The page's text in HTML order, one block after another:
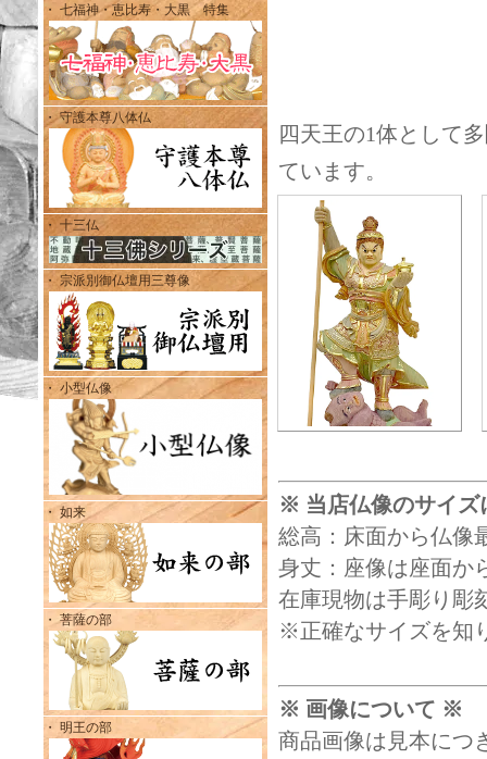
・ 七福神・恵比寿・大黒 特集
・ 守護本尊八体仏
・ 十三仏
・ 宗派別御仏壇用三尊像
・ 小型仏像
・ 如来
・ 菩薩の部
・ 明王の部
四天王の1体として
ています。
※ 当店仏像のサイ
総高：床面から仏像
身丈：座像は座面か
在庫現物は手彫り彫
※正確なサイズを知
※ 画像について ※
商品画像は見本につ